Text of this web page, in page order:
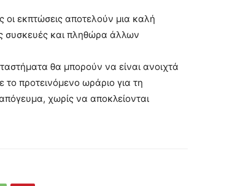
οι εκπτώσεις αποτελούν μια καλή
συσκευές και πληθώρα άλλων
θα μπορούν να είναι ανοιχτά
προτεινόμενο ωράριο για τη
χωρίς να αποκλείονται